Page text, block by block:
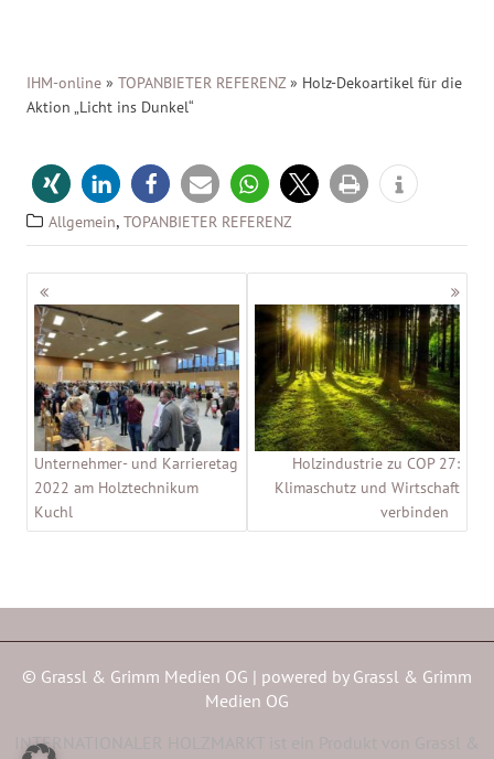
IHM-online »TOPANBIETER REFERENZ » Holz-Dekoartikel für die
Aktion „Licht ins Dunkel“
Allgemein,TOPANBIETER REFERENZ
Beitragsnavigation
Unternehmer- und Karrieretag
2022 am Holztechnikum
Kuchl
Holzindustrie zu COP 27:
Klimaschutz und Wirtschaft
verbinden
© Grassl & Grimm Medien OG | powered by Grassl & Grimm
Medien OG
INTERNATIONALER HOLZMARKT ist ein Produkt von Grassl &